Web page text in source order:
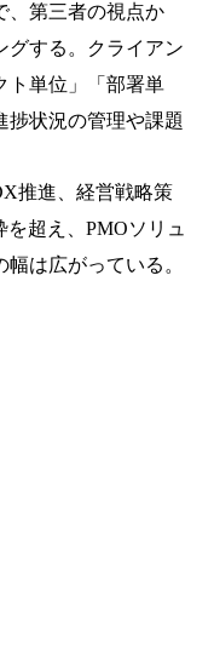
、第三者の視点か
グする。クライアン
ト単位」「部署単
捗状況の管理や課題
推進、経営戦略策
超え、PMOソリュ
は広がっている。